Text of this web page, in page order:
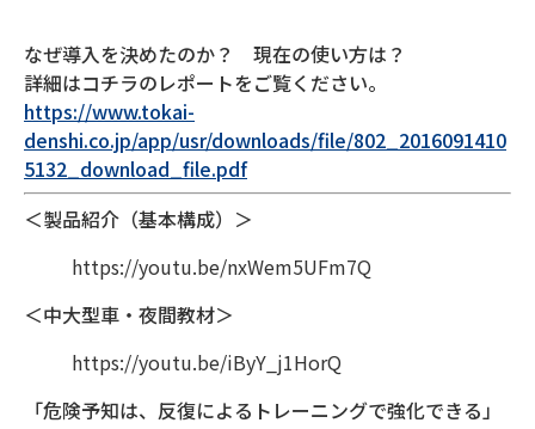
なぜ導入を決めたのか？ 現在の使い方は？
詳細はコチラのレポートをご覧ください。
https://www.tokai-
denshi.co.jp/app/usr/downloads/file/802_2016091410
5132_download_file.pdf
＜製品紹介（基本構成）＞
https://youtu.be/nxWem5UFm7Q
＜中大型車・夜間教材＞
https://youtu.be/iByY_j1HorQ
「危険予知は、反復によるトレーニングで強化できる」